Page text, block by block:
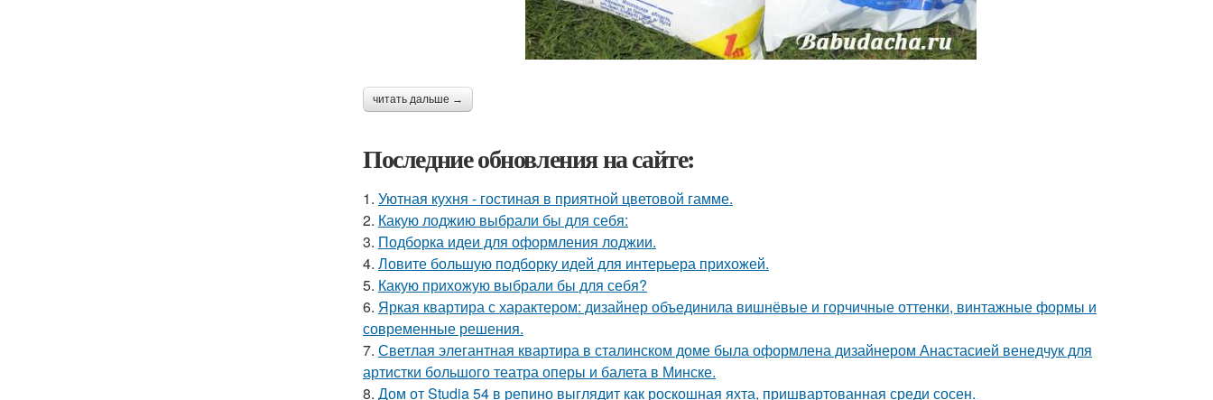
читать дальше →
Последние обновления на сайте:
1. Уютная кухня - гостиная в приятной цветовой гамме.
2. Какую лоджию выбрали бы для себя:
3. Подборка идеи для оформления лоджии.
4. Ловите большую подборку идей для интерьера прихожей.
5. Какую прихожую выбрали бы для себя?
6. Яркая квартира с характером: дизайнер объединила вишнёвые и горчичные оттенки, винтажные формы и
современные решения.
7. Светлая элегантная квартира в сталинском доме была оформлена дизайнером Анастасией венедчук для
артистки большого театра оперы и балета в Минске.
8. Дом от Studia 54 в репино выглядит как роскошная яхта, пришвартованная среди сосен.